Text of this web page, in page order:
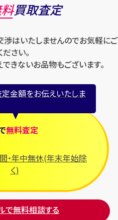
買取査定
はいたしませんのでお気軽にご
さい。
きないお品物もございます。
定金額をお伝えいたしま
無料査定
・年中無休(年末年始除
く)
で無料相談する